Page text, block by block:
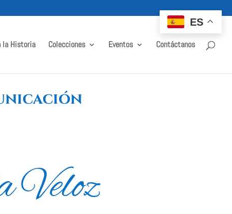
la Historia Colecciones Eventos Contáctanos
ES